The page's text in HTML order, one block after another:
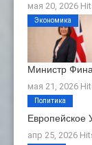
мая 20, 2026
Министр
мая 21, 2026
Экономика
апр 25, 2026
Политика